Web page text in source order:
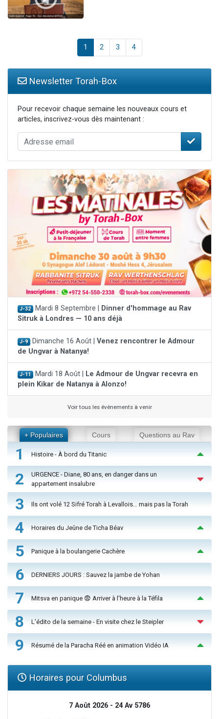
1 2 3 4
Newsletter Torah-Box
Pour recevoir chaque semaine les nouveaux cours et
articles, inscrivez-vous dès maintenant :
J-32 Mardi 8 Septembre |
Dinner d'hommage au Rav
Sitruk à Londres — 10 ans déjà
J-9 Dimanche 16 Août | Venez rencontrer le Admour
de Ungvar à Natanya!
J-11 Mardi 18 Août |
Le Admour de Ungvar recevra en
plein Kikar de Natanya à Alonzo!
Voir tous les événements à venir
+ Populaires Cours Questions au Rav
1 Histoire - À bord du Titanic
2
URGENCE - Diane, 80 ans, en danger dans un
appartement insalubre
3 Ils ont volé 12 Sifré Torah à Levallois… mais pas la Torah
4 Horaires du Jeûne de Ticha Béav
5 Panique à la boulangerie Cachère
6 DERNIERS JOURS : Sauvez la jambe de Yohan
7 Mitsva en panique 😨 Arriver à l'heure à la Téfila
8 L'édito de la semaine - En visite chez le Steipler
9 Résumé de la Paracha Réé en animation Vidéo IA
Horaires pour Columbus
7 Août 2026 - 24 Av 5786